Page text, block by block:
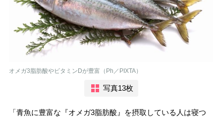
オメガ3脂肪酸やビタミンDが豊富（Ph／PIXTA）
写真13枚
「青魚に豊富な『オメガ3脂肪酸』を摂取している人は寝つ